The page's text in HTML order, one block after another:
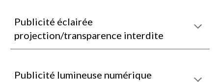
Publicité éclairée
projection/transparence interdite
Publicité lumineuse numérique